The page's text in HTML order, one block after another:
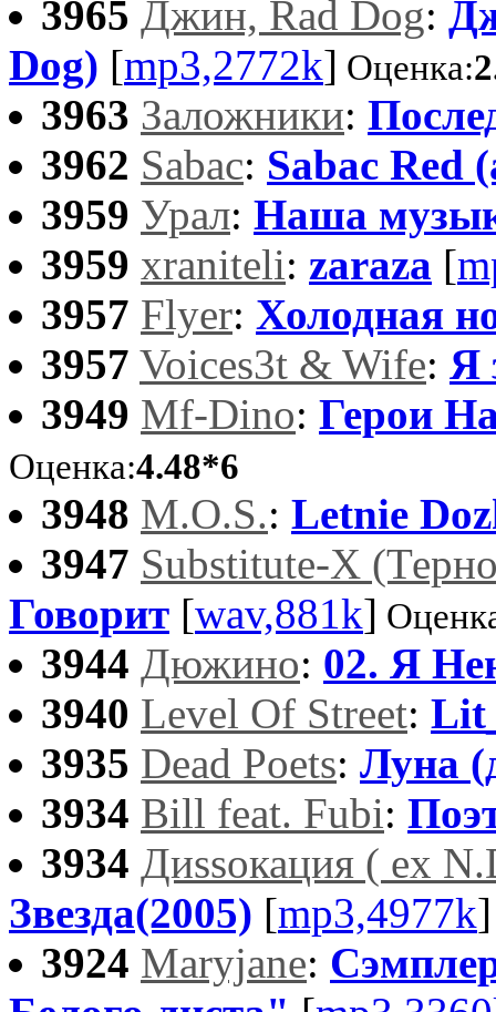
3965 Джин, Rad Dog:
Dog) [mp3,2772k] Оценка:
3963 Заложники:
3962 Sabac: Sabac Red
3959 Урал: Наша
3959 xraniteli: zaraza [
3957 Flyer: Холодная
3957 Voices3t & Wife: Я
3949 Mf-Dino: Герои
Оценка:4.48*6
3948 M.O.S.: Letnie
3947 Substitute-X
Говорит [wav,881k]
3944 Дюжино: 02. Я
3940 Level Of Street:
3935 Dead Poets: Луна
3934 Bill feat. Fubi:
3934 Диssокация ( ex
Звезда(2005) [mp3,4977k]
3924 Maryjane: